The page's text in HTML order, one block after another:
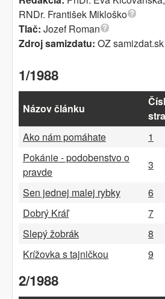
RNDr. František Mikloško
Tlač: Jozef Roman
Zdroj samizdatu: OZ samizdat.sk
1/1988
Názov článku
Ako nám pomáhate
1
Pokánie - podobenstvo o
pravde
3
Sen jednej malej rybky
6
Dobrý Kráľ
7
Slepý žobrák
8
Krížovka s tajničkou
9
2/1988